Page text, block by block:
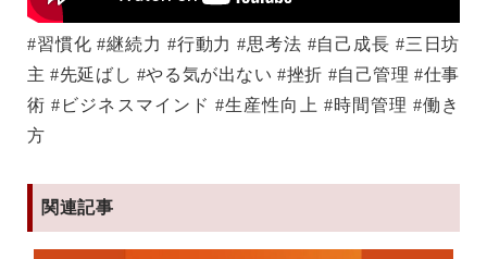
#習慣化 #継続力 #行動力 #思考法 #自己成長 #三日坊
主 #先延ばし #やる気が出ない #挫折 #自己管理 #仕事
術 #ビジネスマインド #生産性向上 #時間管理 #働き
方
関連記事